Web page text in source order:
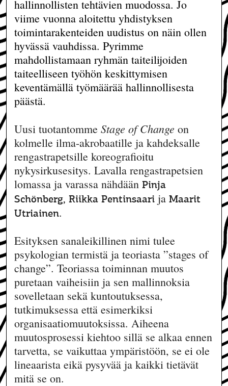
hallinnollisten tehtävien muodossa. Jo
viime vuonna aloitettu yhdistyksen
toimintarakenteiden uudistus on näin ollen
hyvässä vauhdissa. Pyrimme
mahdollistamaan ryhmän taiteilijoiden
taiteelliseen työhön keskittymisen
keventämällä työmäärää hallinnollisesta
päästä.
Uusi tuotantomme Stage of Change on
kolmelle ilma-akrobaatille ja kahdeksalle
rengastrapetsille koreografioitu
nykysirkusesitys. Lavalla rengastrapetsien
lomassa ja varassa nähdään Pinja
Schönberg, Riikka Pentinsaari ja Maarit
Utriainen.
Esityksen sanaleikillinen nimi tulee
psykologian termistä ja teoriasta ”stages of
change”. Teoriassa toiminnan muutos
puretaan vaiheisiin ja sen mallinnoksia
sovelletaan sekä kuntoutuksessa,
tutkimuksessa että esimerkiksi
organisaatiomuutoksissa. Aiheena
muutosprosessi kiehtoo sillä se alkaa ennen
tarvetta, se vaikuttaa ympäristöön, se ei ole
lineaarista eikä pysyvää ja kaikki tietävät
mitä se on.